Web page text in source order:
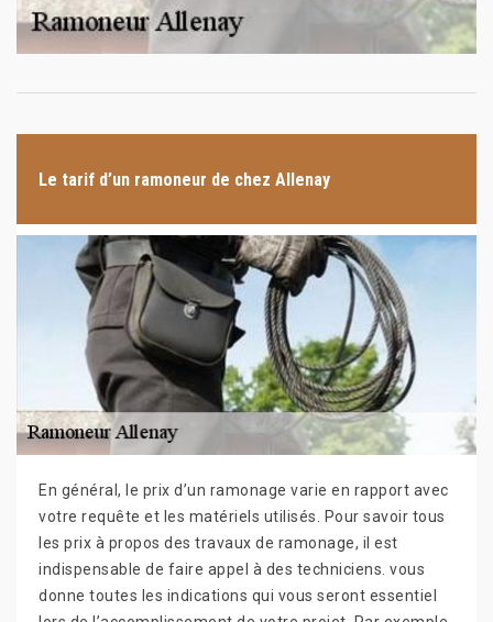
Le tarif d’un ramoneur de chez Allenay
En général, le prix d’un ramonage varie en rapport avec
votre requête et les matériels utilisés. Pour savoir tous
les prix à propos des travaux de ramonage, il est
indispensable de faire appel à des techniciens. vous
donne toutes les indications qui vous seront essentiel